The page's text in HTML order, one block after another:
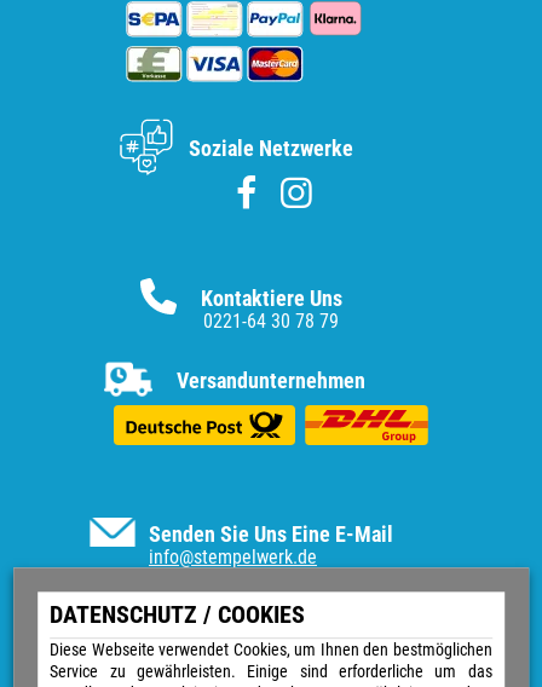
DATENSCHUTZ / COOKIES
Diese Webseite verwendet Cookies, um Ihnen den bestmöglichen
Service zu gewährleisten. Einige sind erforderliche um das
Senden Sie Uns Eine E-Mail
info@stempelwerk.de
Informationen
Vertrag widerrufen
Kontakt
Kontaktiere Uns
0221-64 30 78 79
Versandunternehmen
Soziale Netzwerke